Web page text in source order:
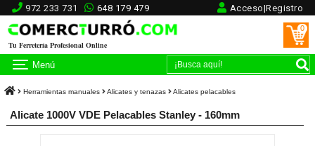
972 233 731 648 179 479 Acceso|Registro
Tu Ferretería Profesional Online
0
Menú
Herramientas manuales Alicates y tenazas Alicates pelacables
Alicate 1000V VDE Pelacables Stanley - 160mm